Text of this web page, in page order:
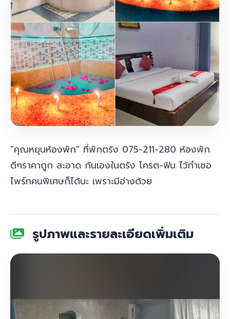
"คุณหยุนห้องพัก" ที่พักตรัง 075-211-280‬ ห้องพัก
ดีๆราคาถูก สะอาด กันเองในตรัง โครต-ฟิน ไว้ทำเซอ
ไพร์ทคนพิเศษก็ได้นะ เพราะมีอ่างด้วย
รูปภาพและรายละเอียดเพิ่มเติม